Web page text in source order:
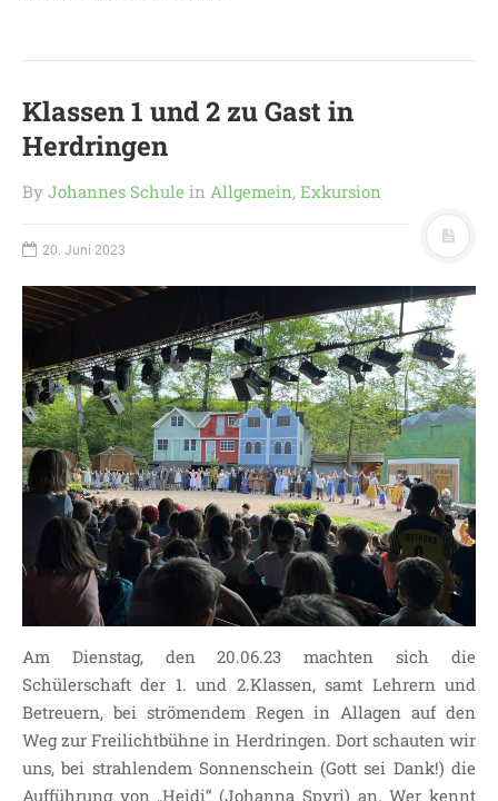
KONTAKT
OGGS DOWNLOADS
KOOPERATIONEN
DATENSCHUTZERKLÄRUNG
Klassen 1 und 2 zu Gast in
Herdringen
By Johannes Schule in Allgemein, Exkursion
20. Juni 2023
Am Dienstag, den 20.06.23 machten sich die
Schülerschaft der 1. und 2.Klassen, samt Lehrern und
Betreuern, bei strömendem Regen in Allagen auf den
Weg zur Freilichtbühne in Herdringen. Dort schauten wir
uns, bei strahlendem Sonnenschein (Gott sei Dank!) die
Aufführung von „Heidi“ (Johanna Spyri) an. Wer kennt